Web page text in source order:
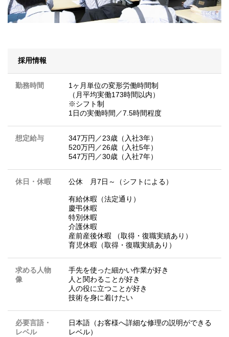
採用情報
勤務時間
1ヶ月単位の変形労働時間制
（月平均実働173時間以内）
※シフト制
1日の実働時間／7.5時間程度
想定給与
347万円／23歳（入社3年）
520万円／26歳（入社5年）
547万円／30歳（入社7年）
休日・休暇 公休 月7日～（シフトによる）
有給休暇（法定通り）
慶弔休暇
特別休暇
介護休暇
産前産後休暇 （取得・復職実績あり）
育児休暇（取得・復職実績あり）
求める人物
像
手先を使った細かい作業が好き
人と関わることが好き
人の役に立つことが好き
技術を身に着けたい
必要言語・
レベル
日本語（お客様へ詳細な修理の説明ができる
レベル）